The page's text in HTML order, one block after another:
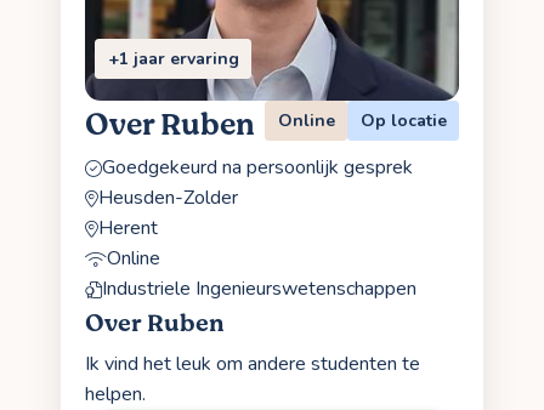
+1 jaar ervaring
Over Ruben Online Op locatie
Goedgekeurd na persoonlijk gesprek
Heusden-Zolder
Herent
Online
Industriele Ingenieurswetenschappen
Over Ruben
Ik vind het leuk om andere studenten te
helpen.